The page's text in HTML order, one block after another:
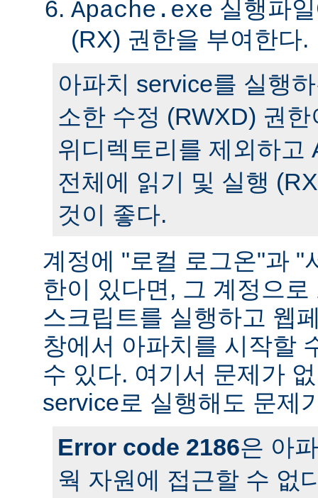
Apache.exe 실행파
(RX) 권한을 부여한다.
아파치 service를 실행
소한 수정 (RWXD) 권
위디렉토리를 제외하고
전체에 읽기 및 실행
것이 좋다.
계정에 "로컬 로그온"과 "
한이 있다면, 그 계정으
스크립트를 실행하고 웹
창에서 아파치를 시작할
수 있다. 여기서 문제가
service로 실행해도 문제
Error code 2186은 아
웍 자원에 접근할 수 없